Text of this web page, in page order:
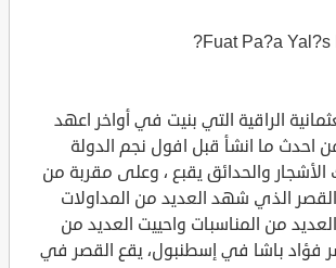
الراقية التي بنيت في أواخر اعهد
احدث ما انشأ قبل افول نجم الدولة
الأشجار والحدائق يقبع ، وعلى مقربة من
القصر الذي شهد العديد من المداولات
من المناسبات واحييت العديد من
فؤاد باشا في إسطنبول، يقع القصر في